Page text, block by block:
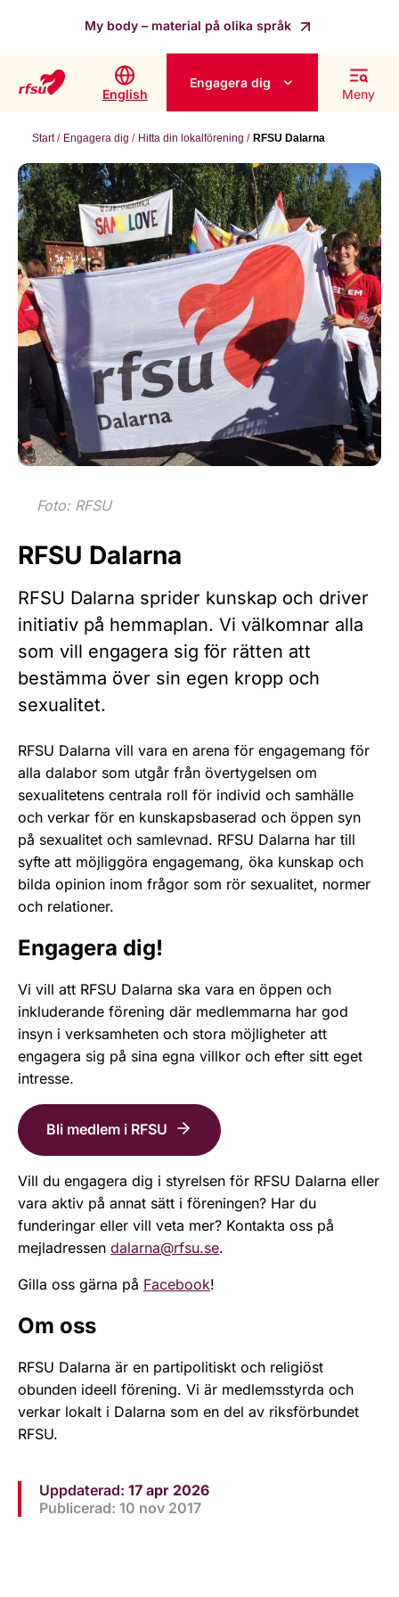
My body – material på olika språk
English
Engagera dig
Meny
Start Engagera dig Hitta din lokalförening RFSU Dalarna
Foto: RFSU
RFSU Dalarna
RFSU Dalarna sprider kunskap och driver
initiativ på hemmaplan. Vi välkomnar alla
som vill engagera sig för rätten att
bestämma över sin egen kropp och
sexualitet.
RFSU Dalarna vill vara en arena för engagemang för
alla dalabor som utgår från övertygelsen om
sexualitetens centrala roll för individ och samhälle
och verkar för en kunskapsbaserad och öppen syn
på sexualitet och samlevnad. RFSU Dalarna har till
syfte att möjliggöra engagemang, öka kunskap och
bilda opinion inom frågor som rör sexualitet, normer
och relationer.
Engagera dig!
Vi vill att RFSU Dalarna ska vara en öppen och
inkluderande förening där medlemmarna har god
insyn i verksamheten och stora möjligheter att
engagera sig på sina egna villkor och efter sitt eget
intresse.
Bli medlem i RFSU
Vill du engagera dig i styrelsen för RFSU Dalarna eller
vara aktiv på annat sätt i föreningen? Har du
funderingar eller vill veta mer? Kontakta oss på
mejladressen dalarna@rfsu.se.
Gilla oss gärna på Facebook!
Om oss
RFSU Dalarna är en partipolitiskt och religiöst
obunden ideell förening. Vi är medlemsstyrda och
verkar lokalt i Dalarna som en del av riksförbundet
RFSU.
Uppdaterad: 17 apr 2026
Publicerad: 10 nov 2017